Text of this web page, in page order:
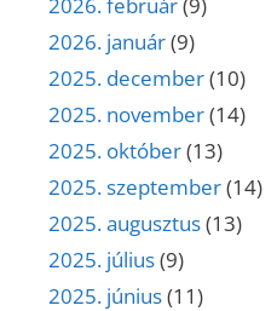
2026. január(9)
2025. december(10)
2025. november(14)
2025. október(13)
2025. szeptember(14)
2025. augusztus(13)
2025. július(9)
2025. június(11)